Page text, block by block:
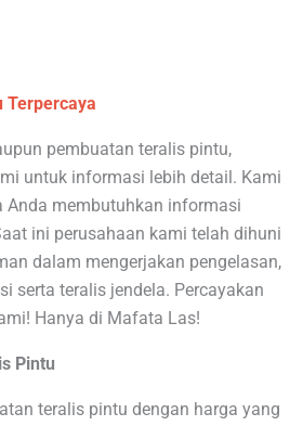
Terpercaya
pembuatan teralis pintu,
untuk informasi lebih detail. Kami
membutuhkan informasi
ini perusahaan kami telah dihuni
dalam mengerjakan pengelasan,
serta teralis jendela. Percayakan
Hanya di Mafata Las!
Pintu
teralis pintu dengan harga yang